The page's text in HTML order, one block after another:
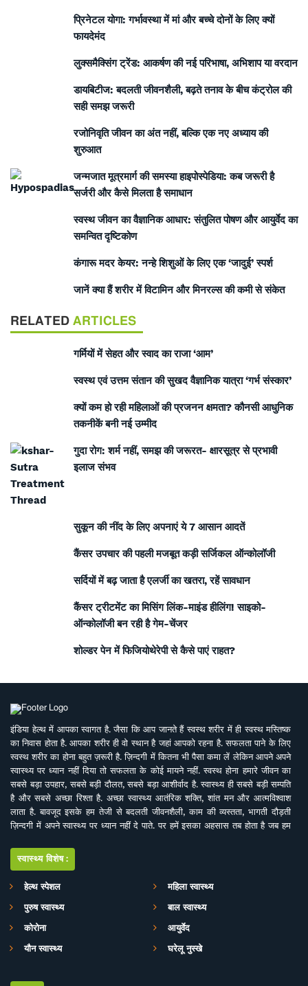
प्रिनेटल योगा: गर्भावस्था में मां और बच्चे दोनों के लिए क्यों
फायदेमंद
लुक्समैक्सिंग ट्रेंड: आकर्षण की नई परिभाषा, अभिशाप या वरदान
डायबिटीज: बदलती जीवनशैली, बढ़ते तनाव के बीच कंट्रोल की
सही समझ जरूरी
रजोनिवृति जीवन का अंत नहीं, बल्कि एक नए अध्याय की
शुरुआत
जन्मजात मूत्रमार्ग की समस्या हाइपोस्पेडिया: कब जरूरी है
सर्जरी और कैसे मिलता है समाधान
स्वस्थ जीवन का वैज्ञानिक आधार: संतुलित पोषण और आयुर्वेद का
समन्वित दृष्टिकोण
कंगारू मदर केयर: नन्हे शिशुओं के लिए एक ‘जादुई’ स्पर्श
जानें क्या हैं शरीर में विटामिन और मिनरल्स की कमी से संकेत
RELATED ARTICLES
गर्मियों में सेहत और स्वाद का राजा ‘आम’
स्वस्थ एवं उत्तम संतान की सुखद वैज्ञानिक यात्रा ‘गर्भ संस्कार’
क्यों कम हो रही महिलाओं की प्रजनन क्षमता? कौनसी आधुनिक
तकनीकें बनी नई उम्मीद
गुदा रोग: शर्म नहीं, समझ की जरूरत- क्षारसूत्र से प्रभावी
इलाज संभव
सुकून की नींद के लिए अपनाएं ये 7 आसान आदतें
कैंसर उपचार की पहली मजबूत कड़ी सर्जिकल ऑन्कोलॉजी
सर्दियों में बढ़ जाता है एलर्जी का खतरा, रहें सावधान
कैंसर ट्रीटमेंट का मिसिंग लिंक-माइंड हीलिंग! साइको-
ऑन्कोलॉजी बन रही है गेम-चेंजर
शोल्डर पेन में फिजियोथेरेपी से कैसे पाएं राहत?
इंडिया हेल्थ में आपका स्वागत है. जैसा कि आप जानते हैं स्वस्थ शरीर में ही स्वस्थ मस्तिष्क
का निवास होता है. आपका शरीर ही वो स्थान है जहां आपको रहना है. सफलता पाने के लिए
स्वस्थ शरीर का होना बहुत ज़रूरी है. ज़िन्दगी में कितना भी पैसा कमा लें लेकिन आपने अपने
स्वास्थ्य पर ध्यान नहीं दिया तो सफलता के कोई मायने नहीं. स्वस्थ होना हमारे जीवन का
सबसे बड़ा उपहार, सबसे बड़ी दौलत, सबसे बड़ा आशीर्वाद है. स्वास्थ्य ही सबसे बड़ी सम्पति
है और सबसे अच्छा रिश्ता है. अच्छा स्वास्थ्य आतंरिक शक्ति, शांत मन और आत्मविश्वाश
लाता है. बावजूद इसके हम तेजी से बदलती जीवनशैली, काम की व्यस्तता, भागती दौड़ती
ज़िन्दगी में अपने स्वास्थ्य पर ध्यान नहीं दे पाते. पर हमें इसका अहसास तब होता है जब हम
सर्वे सन्तु निरामया की परिकल्पना को साकार करने के मकसद से इस डिजिटल मीडिया
प्लेटफाॅर्म की परिकल्पना की गई है. जहां स्वास्थ्य विशेषज्ञों के साथ पत्रकारों, शोधकर्ताओं,
चिकित्सकों की एक बेहतर टीम विभिन्न बीमारियों और उनके इलाज, विशेषज्ञों की राय, नवीन
जागरूकता के ​मिशन के साथ आपसे जुड़ रही है. जिसका मकसद सिर्फ और सिर्फ आपको
स्वास्थ्य सूचना और जानकारी प्रदान करना है. उम्मीद ही नहीं पूरा भरोसा है आप पूरी
सावधानी के साथ स्वास्थ्य से जुड़ी जानकारियां द इंडिया हेल्थ के मार्फत प्राप्त करेंगेे और
बिना चिकित्सकीय सलाह या हेल्थ एक्सपर्ट के परामर्श के इनका अनुसरण करने से भी बचेंगे.
स्वास्थ्य विशेष:
हेल्थ स्पेशल
महिला स्वास्थ्य
पुरुष स्वास्थ्य
बाल स्वास्थ्य
कोरोना
आयुर्वेद
यौन स्वास्थ्य
घरेलू नुस्खे